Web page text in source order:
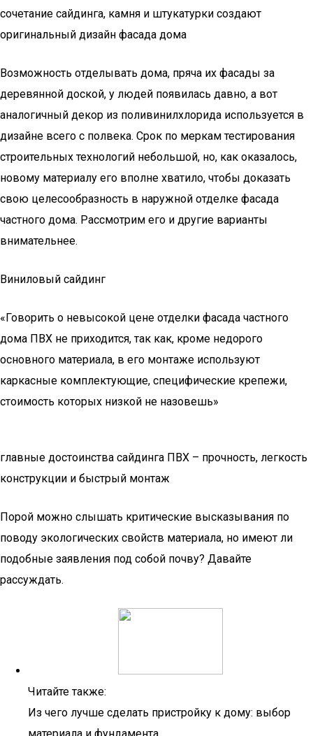
сочетание сайдинга, камня и штукатурки создают
оригинальный дизайн фасада дома
Возможность отделывать дома, пряча их фасады за
деревянной доской, у людей появилась давно, а вот
аналогичный декор из поливинилхлорида используется в
дизайне всего с полвека. Срок по меркам тестирования
строительных технологий небольшой, но, как оказалось,
новому материалу его вполне хватило, чтобы доказать
свою целесообразность в наружной отделке фасада
частного дома. Рассмотрим его и другие варианты
внимательнее.
Виниловый сайдинг
«Говорить о невысокой цене отделки фасада частного
дома ПВХ не приходится, так как, кроме недорого
основного материала, в его монтаже используют
каркасные комплектующие, специфические крепежи,
стоимость которых низкой не назовешь»
главные достоинства сайдинга ПВХ – прочность, легкость
конструкции и быстрый монтаж
Порой можно слышать критические высказывания по
поводу экологических свойств материала, но имеют ли
подобные заявления под собой почву? Давайте
рассуждать.
Читайте также:
Из чего лучше сделать пристройку к дому: выбор